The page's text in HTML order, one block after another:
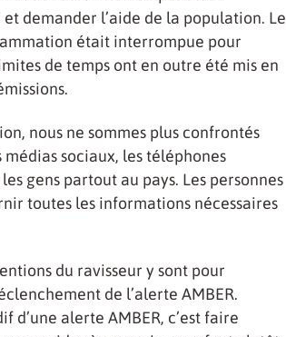
demander l’aide de la population. Le
était interrompue pour
de temps ont en outre été mis en
nous ne sommes plus confrontés
sociaux, les téléphones
gens partout au pays. Les personnes
toutes les informations nécessaires
du ravisseur y sont pour
de l’alerte AMBER.
alerte AMBER, c’est faire